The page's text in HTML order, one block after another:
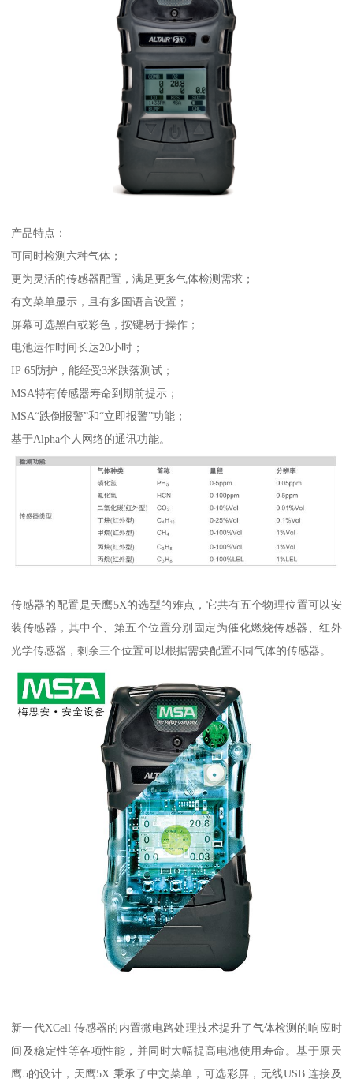
产品特点：
可同时检测六种气体；
更为灵活的传感器配置，满足更多气体检测需求；
有文菜单显示，且有多国语言设置；
屏幕可选黑白或彩色，按键易于操作；
电池运作时间长达20小时；
IP 65防护，能经受3米跌落测试；
MSA特有传感器寿命到期前提示；
MSA“跌倒报警”和“立即报警”功能；
基于Alpha个人网络的通讯功能。
传感器的配置是天鹰5X的选型的难点，它共有五个物理位置可以安
装传感器，其中个、第五个位置分别固定为催化燃烧传感器、红外
光学传感器，剩余三个位置可以根据需要配置不同气体的传感器。
新一代XCell 传感器的内置微电路处理技术提升了气体检测的响应时
间及稳定性等各项性能，并同时大幅提高电池使用寿命。基于原天
鹰5的设计，天鹰5X 秉承了中文菜单，可选彩屏，无线USB 连接及